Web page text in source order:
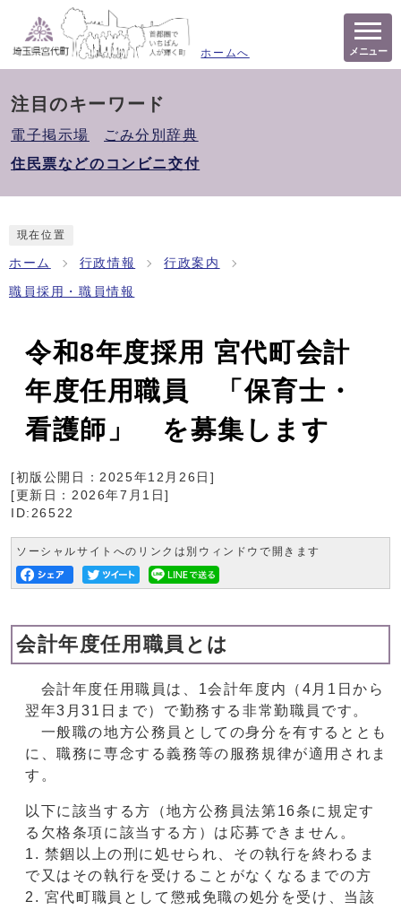
ホームへ メニュー
注目のキーワード
電子掲示場
ごみ分別辞典
住民票などのコンビニ交付
現在位置
ホーム 行政情報 行政案内
職員採用・職員情報
令和8年度採用 宮代町会計
年度任用職員 「保育士・
看護師」 を募集します
[初版公開日：2025年12月26日 ]
[更新日： 2026年7月1日]
ID:26522
ソーシャルサイトへのリンクは別ウィンドウで開きます
会計年度任用職員とは
会計年度任用職員は、1会計年度内（4月1日から
翌年3月31日まで）で勤務する非常勤職員です。
一般職の地方公務員としての身分を有するととも
に、職務に専念する義務等の服務規律が適用されま
す。
以下に該当する方（地方公務員法第16条に規定す
る欠格条項に該当する方）は応募できません。
1. 禁錮以上の刑に処せられ、その執行を終わるま
で又はその執行を受けることがなくなるまでの方
2. 宮代町職員として懲戒免職の処分を受け、当該